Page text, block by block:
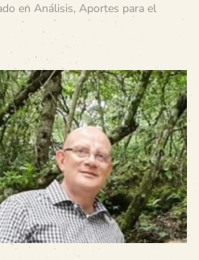
en Análisis, Aportes para el